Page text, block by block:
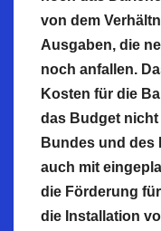
von dem
Ausgaben, die
noch anfallen.
Kosten für die
das Budget
Bundes und des
auch mit
die Förderung
die Installation